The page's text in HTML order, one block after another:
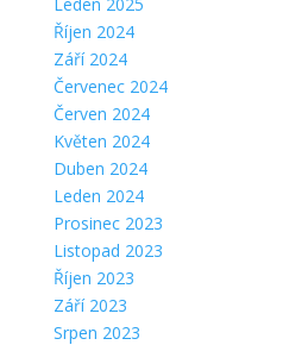
Říjen 2024
Září 2024
Červenec 2024
Červen 2024
Květen 2024
Duben 2024
Leden 2024
Prosinec 2023
Listopad 2023
Říjen 2023
Září 2023
Srpen 2023